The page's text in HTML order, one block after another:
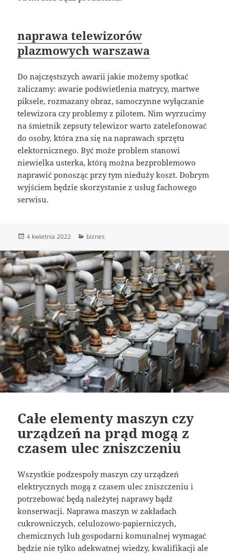
naprawa telewizorów
plazmowych warszawa
Do najczęstszych awarii jakie możemy spotkać
zaliczamy: awarie podświetlenia matrycy, martwe
piksele, rozmazany obraz, samoczynne wyłączanie
telewizora czy problemy z pilotem. Nim wyrzucimy
na śmietnik zepsuty telewizor warto zatelefonować
do osoby, która zna się na naprawach sprzętu
elektornicznego. Być może problem stanowi
niewielka usterka, którą można bezproblemowo
naprawić ponosząc przy tym nieduży koszt. Dobrym
wyjściem będzie skorzystanie z usług fachowego
serwisu.
Data
4 kwietnia 2022 Kategorie
biznes
Całe elementy maszyn czy
urządzeń na prąd mogą z
czasem ulec zniszczeniu
Wszystkie podzespoły maszyn czy urządzeń
elektrycznych mogą z czasem ulec zniszczeniu i
potrzebować będą należytej naprawy bądź
konserwacji. Naprawa maszyn w zakładach
cukrowniczych, celulozowo-papierniczych,
chemicznych lub gospodarni komunalnej wymagać
będzie nie tylko adekwatnej wiedzy, kwalifikacji ale